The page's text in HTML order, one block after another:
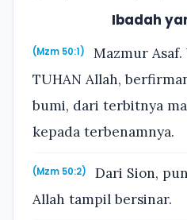
Ibadah
(Mzm 50:1)
Mazmur Asaf.
TUHAN Allah,
bumi, dari terbitnya
kepada terbenamnya.
(Mzm 50:2)
Dari Sion,
Allah tampil bersinar.